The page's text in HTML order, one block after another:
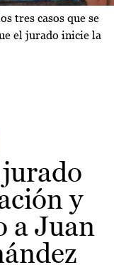
tres casos que se
el jurado inicie la
y
a Juan